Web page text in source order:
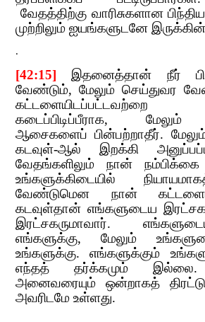
வேதத்திற்கு வாரிசுகளான
முற்றிலும் ஐயங்களுடனே
.
[42:15] ​​இதனைத்தான் நீர்
வேண்டும்,​​மேலும் செய்துவர
கட்டளையிடப்பட்டவற்றை
கடைப்பிடிப்பீராக,​​ மேலும்
ஆசைகளைப் பின்பற்றாதீர். மேலும்
கடவுள்-ஆல் இறக்கி
வேதங்களிலும் நான்
உங்களுக்கிடையில்
வேண்டுமென நான்
கடவுள்தான் எங்களுடைய
இரட்சகருமாவார்.
எங்களுக்கு,​​மேலும்
உங்களுக்கு. எங்களுக்கும்
எந்தத் தர்க்கமும்
அனைவரையும் ஒன்றாகத்
அவரிடமே உள்ளது.